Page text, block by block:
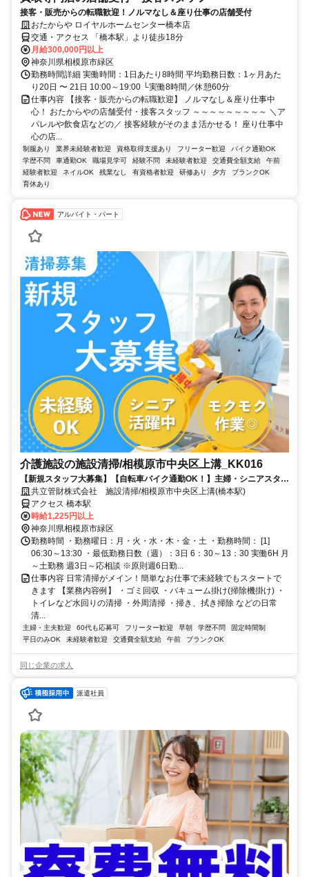
接客・販売からの転職歓迎！ノルマなし＆座り仕事の店舗受付
おたからや ロイヤルホームセンター橋本店
交通・アクセス 「橋本駅」より徒歩18分
月給300,000円以上
神奈川県相模原市緑区
勤務時間詳細 実働時間：1日あたり8時間 平均勤務日数：1ヶ月あた
り20日 〜 21日 10:00～19:00 └実働8時間／休憩60分
仕事内容 【接客・販売からの転職歓迎】 ノルマなし＆座り仕事中
心！ おたからやの店舗受付・接客スタッフ ～～～～～～～～～ ＼ア
パレルや飲食店などの／ 接客経験がそのまま活かせる！ 座り仕事中
心の店...
制服あり 業界未経験者歓迎 資格取得支援あり フリーター歓迎
バイク通勤OK
学歴不問
車通勤OK 職場見学可 経験不問 未経験者歓迎 交通費全額支給
午前
経験者歓迎
ネイルOK 残業なし 有資格者歓迎 研修あり 夕方
ブランクOK
育休あり
アルバイト・パート
介護施設の施設清掃/相模原市中央区上溝_KK016
【新規スタッフ大募集】【自転車バイク通勤OK！】主婦・シニアスタッ
フ活躍中！シンプル清掃で未経験◎
共立管財株式会社 施設清掃/相模原市中央区上溝(橋本駅)
アクセス 橋本駅
時給1,225円以上
神奈川県相模原市緑区
勤務時間 ・勤務曜日：月・火・水・木・金・土 ・勤務時間： [1]
06:30～13:30 ・最低勤務日数（週）：3日 6：30～13：30 実働6H 月
～土勤務 週3日～応相談 ※原則週6日勤...
仕事内容 日常清掃がメイン！簡単なお仕事で未経験でもスタートで
きます 【業務内容例】 ・ゴミ回収 ・バキューム掛け(掃除機掛け) ・
トイレなど水回りの清掃 ・外周清掃 ・掃き、拭き掃除 などの日常
清...
主婦・主夫歓迎 60代も応募可 フリーター歓迎 早朝 学歴不問
固定時間制
平日のみOK
未経験者歓迎 交通費全額支給 午前 ブランクOK
同じ企業の求人
派遣社員